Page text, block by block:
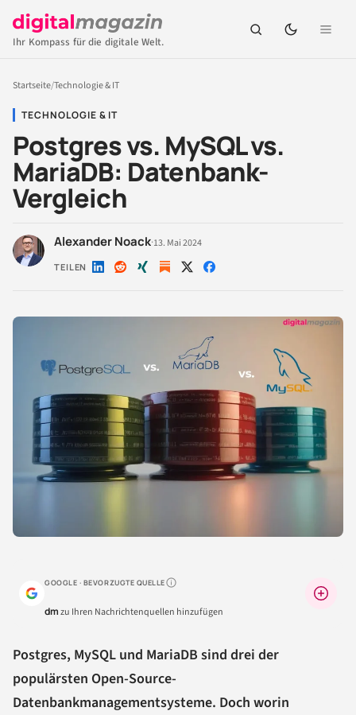
Ihr Kompass für die digitale Welt.
Startseite/Technologie & IT
TECHNOLOGIE & IT
Postgres vs. MySQL vs.
MariaDB: Datenbank-
Vergleich
Alexander Noack·13. Mai 2024
TEILEN Auf Auf Auf Auf Auf
GOOGLE · BEVORZUGTE QUELLEWarum lohnt sich das?
dmzu Ihren Nachrichtenquellen hinzufügen
Postgres, MySQL und MariaDB sind drei der
populärsten Open-Source-
Datenbankmanagementsysteme. Doch worin